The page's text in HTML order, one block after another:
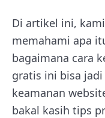
Di artikel ini,
memahami apa
bagaimana cara
gratis ini bisa
keamanan
bakal kasih tips